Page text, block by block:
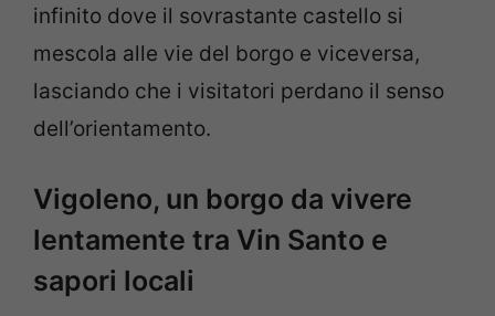
infinito dove il sovrastante castello si
mescola alle vie del borgo e viceversa,
lasciando che i visitatori perdano il senso
dell’orientamento.
Vigoleno, un borgo da vivere
lentamente tra Vin Santo e
sapori locali